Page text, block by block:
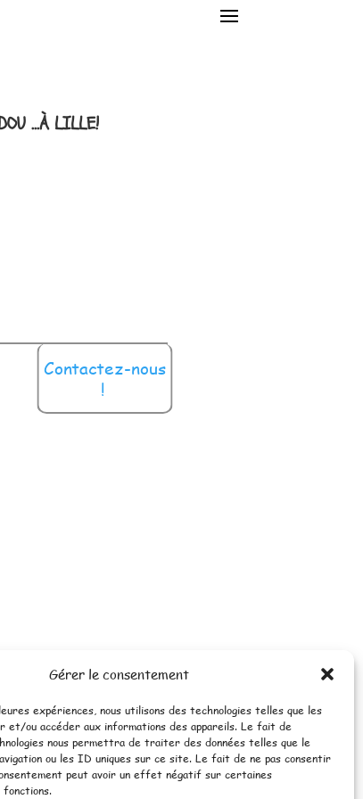
Gérer le consentement
expériences, nous utilisons des technologies telles que les
et/ou accéder aux informations des appareils. Le fait de
nous permettra de traiter des données telles que le
ou les ID uniques sur ce site. Le fait de ne pas consentir
peut avoir un effet négatif sur certaines
…À LILLE!
Contactez-nous
!